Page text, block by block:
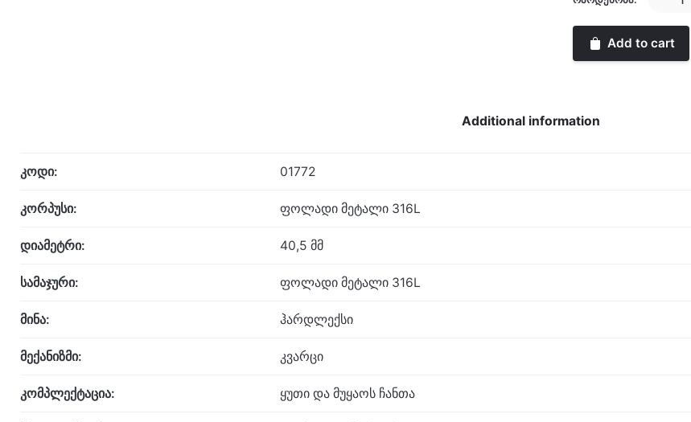
Classic
quantity
Add to cart
Additional information
კოდი: 01772
კორპუსი: ფოლადი მეტალი 316L
დიამეტრი: 40,5 მმ
სამაჯური: ფოლადი მეტალი 316L
მინა: ჰარდლექსი
მექანიზმი: კვარცი
კომპლექტაცია: ყუთი და მუყაოს ჩანთა